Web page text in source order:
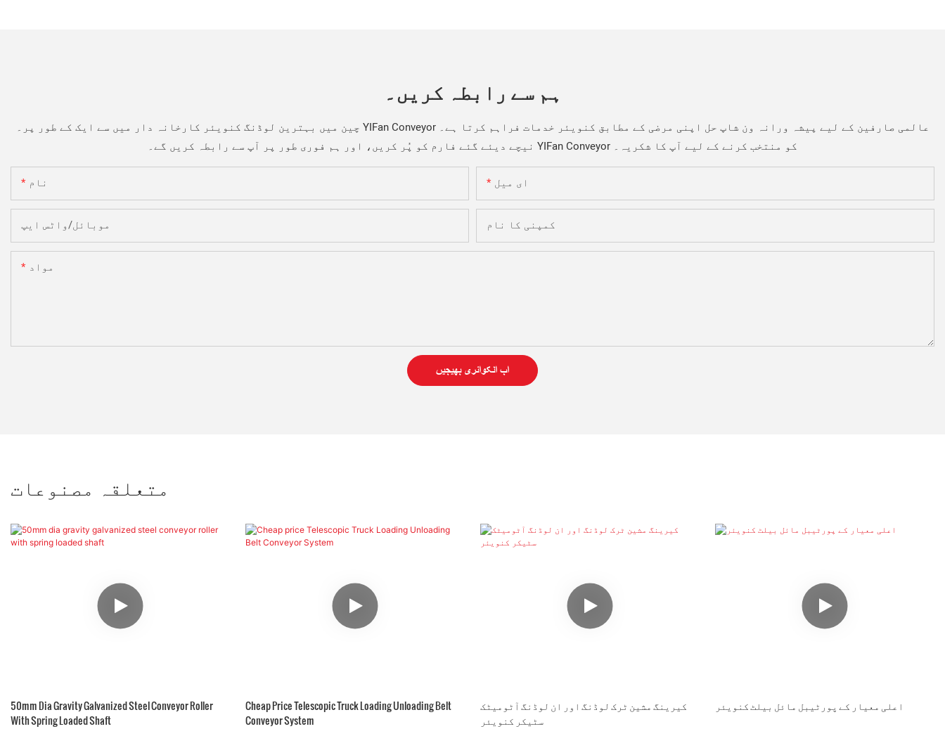
ہم سے رابطہ کریں۔
چین میں بہترین لوڈنگ کنویئر کارخانہ دار میں سے ایک کے طور پر۔ YIFan Conveyor عالمی صارفین کے لیے پیشہ ورانہ ون شاپ حل اپنی مرضی کے مطابق کنویئر خدمات فراہم کرتا ہے۔
نیچے دیئے گئے فارم کو پُر کریں، اور ہم فوری طور پر آپ سے رابطہ کریں گے۔ YIFan Conveyor کو منتخب کرنے کے لیے آپ کا شکریہ۔
نام ای میل
موبائل/واٹس ایپ کمپنی کا نام
مواد
اب انکوائری بھیجیں
متعلقہ مصنوعات
50mm Dia Gravity Galvanized Steel Conveyor Roller
With Spring Loaded Shaft
Cheap Price Telescopic Truck Loading Unloading Belt
Conveyor System
کیرینگ مشین ٹرک لوڈنگ اور ان لوڈنگ آٹومیٹک
سٹیکر کنویئر
اعلی معیار کے پورٹیبل مائل بیلٹ کنویئر